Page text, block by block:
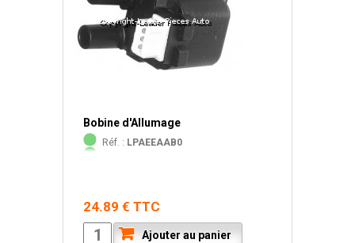
Bobine d'Allumage
Réf. : LPAEEAAB0
24.89 € TTC
Ajouter au panier